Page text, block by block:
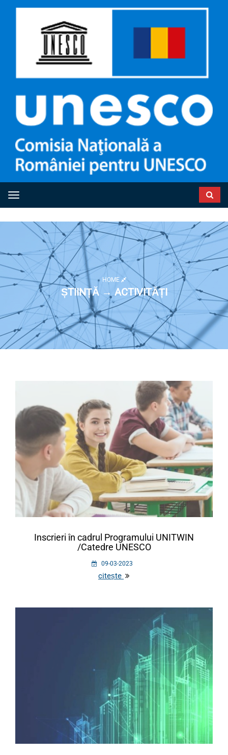
Toggle navigation
HOME
ȘTIINȚĂ → ACTIVITĂȚI
Inscrieri în cadrul Programului UNITWIN
/Catedre UNESCO
09-03-2023
citește